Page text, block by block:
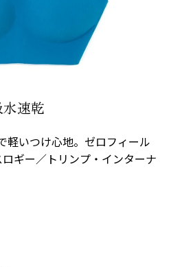
水速乾
軽いつけ心地。ゼロフィール
ギー／トリンプ・インターナ